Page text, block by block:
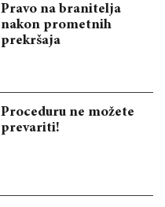
Pravo na branitelja
nakon prometnih
prekršaja
Proceduru ne možete
prevariti!